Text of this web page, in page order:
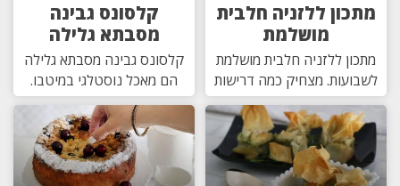
מתכון ללזניה חלבית
מושלמת
מתכון ללזניה חלבית מושלמת
לשבועות. מצחיק כמה דרישות
קלסונס גבינה
מסבתא גלילה
קלסונס גבינה מסבתא גלילה
הם מאכל נוסטלגי במיטבו.